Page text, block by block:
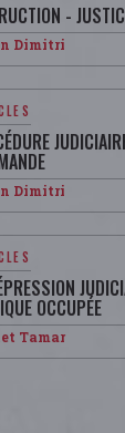
-
Dimitri
Dimitri
OCCUPÉE
Tamar